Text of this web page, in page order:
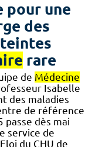
pour une
des
rare
de Médecine
Isabelle
des maladies
de référence
passe dès mai
service de
du CHU de